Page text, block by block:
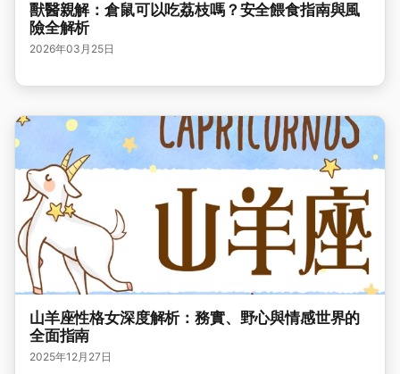
獸醫親解：倉鼠可以吃荔枝嗎？安全餵食指南與風
險全解析
2026年03月25日
山羊座性格女深度解析：務實、野心與情感世界的
全面指南
2025年12月27日